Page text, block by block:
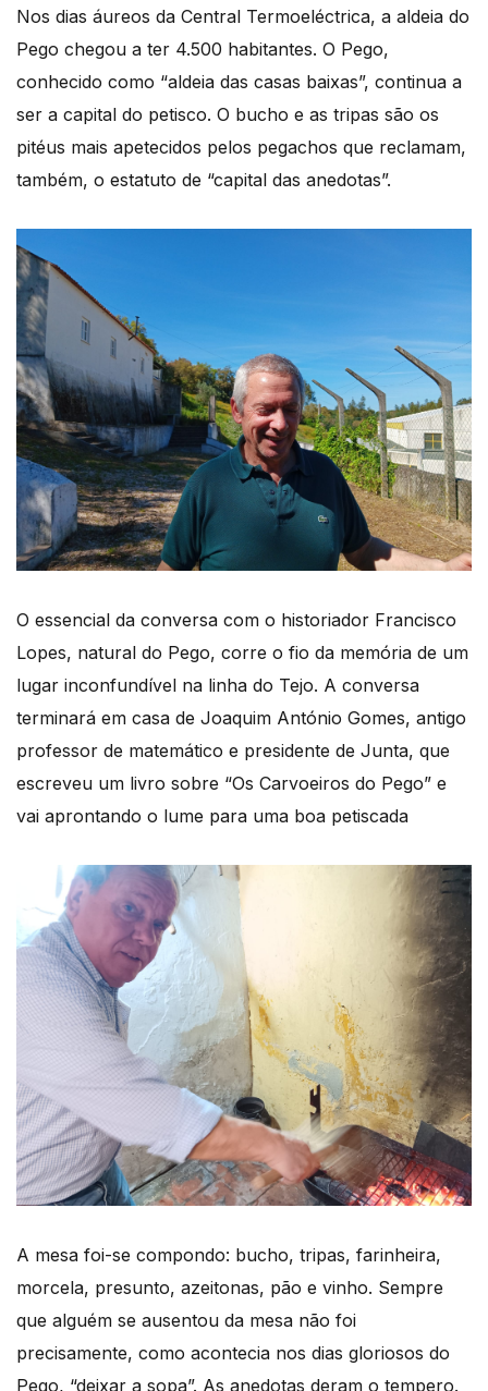
Nos dias áureos da Central Termoeléctrica, a aldeia do
Pego chegou a ter 4.500 habitantes. O Pego,
conhecido como “aldeia das casas baixas”, continua a
ser a capital do petisco. O bucho e as tripas são os
pitéus mais apetecidos pelos pegachos que reclamam,
também, o estatuto de “capital das anedotas”.
O essencial da conversa com o historiador Francisco
Lopes, natural do Pego, corre o fio da memória de um
lugar inconfundível na linha do Tejo. A conversa
terminará em casa de Joaquim António Gomes, antigo
professor de matemático e presidente de Junta, que
escreveu um livro sobre “Os Carvoeiros do Pego” e
vai aprontando o lume para uma boa petiscada
A mesa foi-se compondo: bucho, tripas, farinheira,
morcela, presunto, azeitonas, pão e vinho. Sempre
que alguém se ausentou da mesa não foi
precisamente, como acontecia nos dias gloriosos do
Pego, “deixar a sopa”. As anedotas deram o tempero.